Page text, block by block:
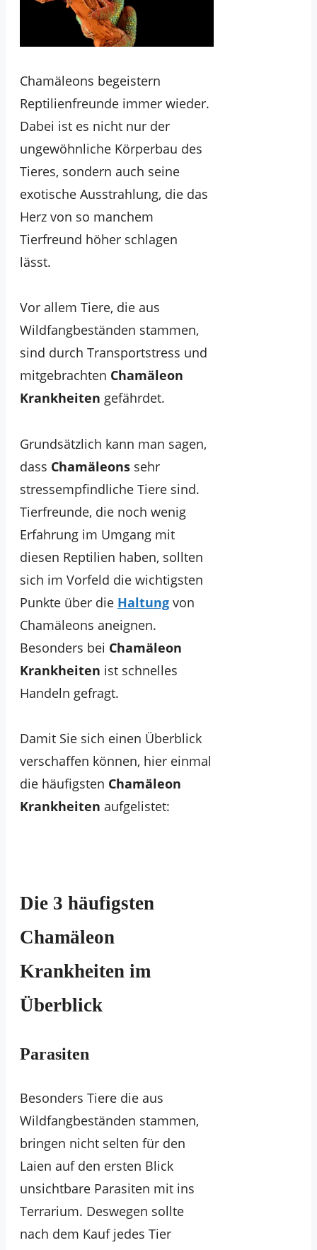
Chamäleons begeistern
Reptilienfreunde immer wieder.
Dabei ist es nicht nur der
ungewöhnliche Körperbau des
Tieres, sondern auch seine
exotische Ausstrahlung, die das
Herz von so manchem
Tierfreund höher schlagen
lässt.
Vor allem Tiere, die aus
Wildfangbeständen stammen,
sind durch Transportstress und
mitgebrachten Chamäleon
Krankheiten gefährdet.
Grundsätzlich kann man sagen,
dass Chamäleons sehr
stressempfindliche Tiere sind.
Tierfreunde, die noch wenig
Erfahrung im Umgang mit
diesen Reptilien haben, sollten
sich im Vorfeld die wichtigsten
Punkte über die Haltung von
Chamäleons aneignen.
Besonders bei Chamäleon
Krankheiten ist schnelles
Handeln gefragt.
Damit Sie sich einen Überblick
verschaffen können, hier einmal
die häufigsten Chamäleon
Krankheiten aufgelistet:
Die 3 häufigsten
Chamäleon
Krankheiten im
Überblick
Parasiten
Besonders Tiere die aus
Wildfangbeständen stammen,
bringen nicht selten für den
Laien auf den ersten Blick
unsichtbare Parasiten mit ins
Terrarium. Deswegen sollte
nach dem Kauf jedes Tier